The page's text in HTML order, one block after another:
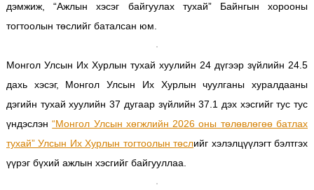
дэмжиж, “Ажлын хэсэг байгуулах тухай” Байнгын хорооны
тогтоолын төслийг баталсан юм.
Монгол Улсын Их Хурлын тухай хуулийн 24 дүгээр зүйлийн 24.5
дахь хэсэг, Монгол Улсын Их Хурлын чуулганы хуралдааны
дэгийн тухай хуулийн 37 дугаар зүйлийн 37.1 дэх хэсгийг тус тус
үндэслэн“Монгол Улсын хөгжлийн 2026 оны төлөвлөгөө батлах
тухай” Улсын Их Хурлын тогтоолын төслийг хэлэлцүүлэгт бэлтгэх
үүрэг бүхий ажлын хэсгийг байгууллаа.